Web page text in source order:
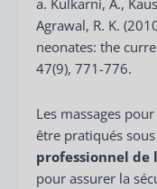
a. Kulkarni, A.,
Agrawal, R. K.
neonates: the
47(9), 771-776.
Les massages
être pratiqués
professionnel de
pour assurer la